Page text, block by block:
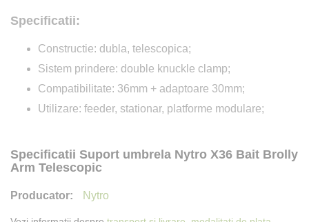
Specificatii:
Constructie: dubla, telescopica;
Sistem prindere: double knuckle clamp;
Compatibilitate: 36mm + adaptoare 30mm;
Utilizare: feeder, stationar, platforme modulare;
Specificatii Suport umbrela Nytro X36 Bait Brolly
Arm Telescopic
Nytro